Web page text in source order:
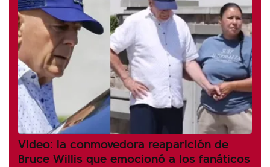
Video: la conmovedora reaparición de
Bruce Willis que emocionó a los fanáticos